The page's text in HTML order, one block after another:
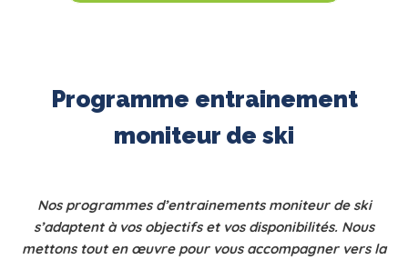
Programme entrainement
moniteur de ski
Nos programmes d’entrainements moniteur de ski
s’adaptent à vos objectifs et vos disponibilités. Nous
mettons tout en œuvre pour vous accompagner vers la